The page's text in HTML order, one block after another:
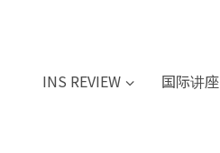
INS REVIEW 国际讲座